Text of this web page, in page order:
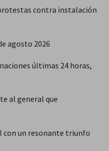
contra instalación
agosto 2026
últimas 24 horas,
al general que
con un resonante triunfo